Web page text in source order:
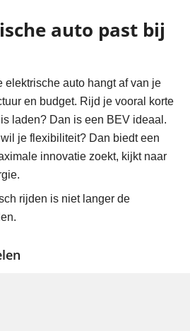
auto past bij
elektrische auto hangt af van je
en budget. Rijd je vooral korte
laden? Dan is een BEV ideaal.
je flexibiliteit? Dan biedt een
innovatie zoekt, kijkt naar
rijden is niet langer de